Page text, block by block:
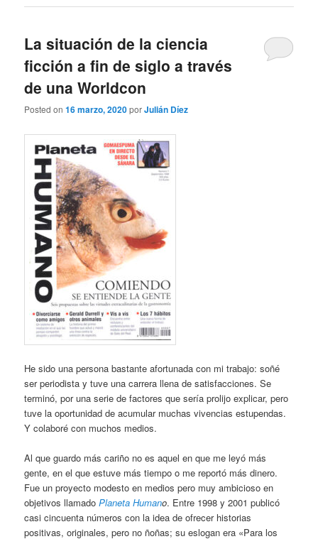
La situación de la ciencia
ficción a fin de siglo a través
de una Worldcon
Posted on16 marzo, 2020porJulián Díez
He sido una persona bastante afortunada con mi trabajo: soñé
ser periodista y tuve una carrera llena de satisfacciones. Se
terminó, por una serie de factores que sería prolijo explicar, pero
tuve la oportunidad de acumular muchas vivencias estupendas.
Y colaboré con muchos medios.
Al que guardo más cariño no es aquel en que me leyó más
gente, en el que estuve más tiempo o me reportó más dinero.
Fue un proyecto modesto en medios pero muy ambicioso en
objetivos llamadoPlaneta Humano. Entre 1998 y 2001 publicó
casi cincuenta números con la idea de ofrecer historias
positivas, originales, pero no ñoñas; su eslogan era «Para los